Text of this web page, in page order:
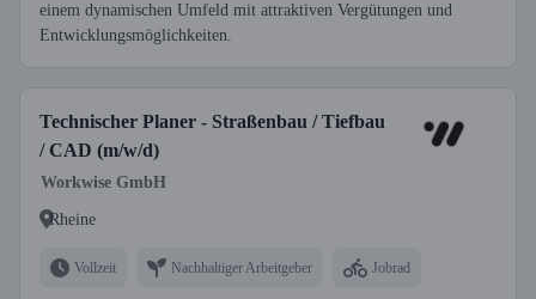
einem dynamischen Umfeld mit attraktiven Vergütungen und
Entwicklungsmöglichkeiten.
Technischer Planer - Straßenbau / Tiefbau
/ CAD (m/w/d)
Workwise GmbH
Rheine
Vollzeit Nachhaltiger Arbeitgeber Jobrad